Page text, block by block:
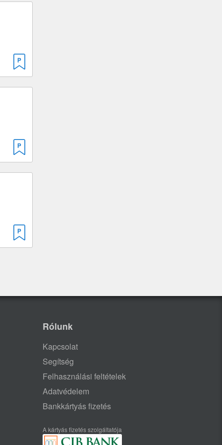
Rólunk
Kapcsolat
Segítség
Felhasználási feltételek
Adatvédelem
Bankkártyás fizetés
A kártyás fizetés szolgáltatója